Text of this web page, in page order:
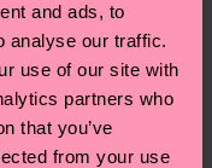
and ads, to
analyse our traffic.
use of our site with
partners who
that you’ve
from your use